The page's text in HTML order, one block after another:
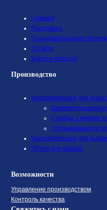
Главная
Продукция
Пользовательское
О сайте
Блоги и новости
Производство
Направляющие для
Слайды с мягким
Открывающиеся
Направляющие для
Петли для шкафа
Возможности
Управление производством
Контроль качества